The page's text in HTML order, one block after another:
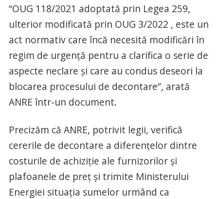
“OUG 118/2021 adoptată prin Legea 259,
ulterior modificată prin OUG 3/2022 , este un
act normativ care încă necesită modificări în
regim de urgență pentru a clarifica o serie de
aspecte neclare și care au condus deseori la
blocarea procesului de decontare”, arată
ANRE într-un document.
Precizăm că ANRE, potrivit legii, verifică
cererile de decontare a diferențelor dintre
costurile de achiziție ale furnizorilor și
plafoanele de preț și trimite Ministerului
Energiei situația sumelor urmând ca